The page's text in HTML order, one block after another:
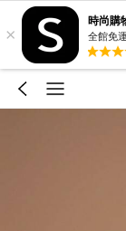
×
時尚購
全館免